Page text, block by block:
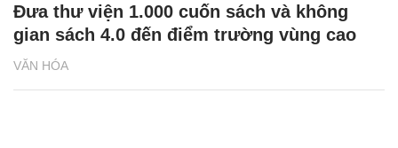
VĂN HÓA
Đưa thư viện 1.000 cuốn sách và không
gian sách 4.0 đến điểm trường vùng cao